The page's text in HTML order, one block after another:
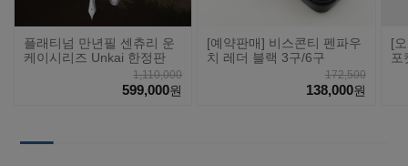
플래티넘 만년필 센츄리 운
케이시리즈 Unkai 한정판
1,110,000
599,000원
[예약판매] 비스콘티 펜파우
치 레더 블랙 3구/6구
172,500
138,000원
[
포